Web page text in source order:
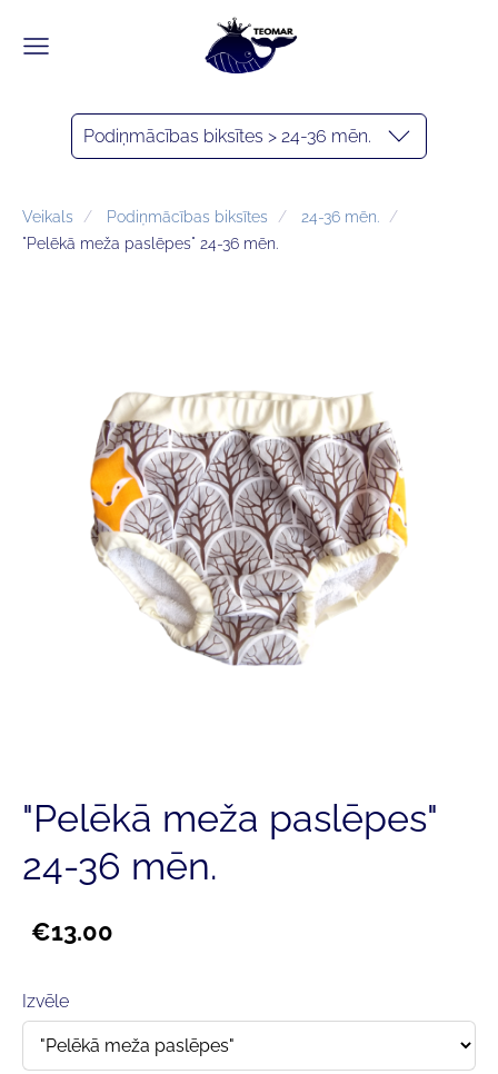
Podiņmācības biksītes > 24-36 mēn.
Veikals Podiņmācības biksītes
24-36 mēn.
"Pelēkā meža paslēpes" 24-36 mēn.
"Pelēkā meža paslēpes"
24-36 mēn.
€13.00
Izvēle